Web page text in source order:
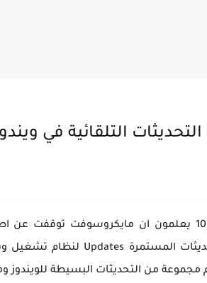
التلقائية في ويندوز 10 (
مستخدمي ويندوز 10 يعلمون ان مايكروسوفت
مجموعة من التحديثات البسيطة